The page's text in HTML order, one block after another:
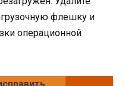
флешку и
операционной